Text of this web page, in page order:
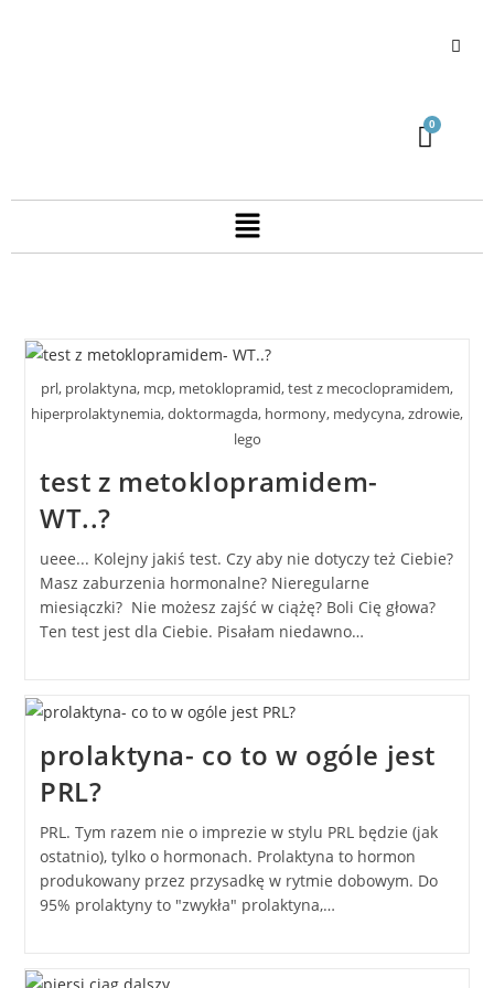
prl, prolaktyna, mcp, metoklopramid, test z mecoclopramidem,
hiperprolaktynemia, doktormagda, hormony, medycyna, zdrowie,
lego
test z metoklopramidem-
WT..?
ueee... Kolejny jakiś test. Czy aby nie dotyczy też Ciebie?
Masz zaburzenia hormonalne? Nieregularne
miesiączki? Nie możesz zajść w ciążę? Boli Cię głowa?
Ten test jest dla Ciebie. Pisałam niedawno…
prolaktyna- co to w ogóle jest
PRL?
PRL. Tym razem nie o imprezie w stylu PRL będzie (jak
ostatnio), tylko o hormonach. Prolaktyna to hormon
produkowany przez przysadkę w rytmie dobowym. Do
95% prolaktyny to "zwykła" prolaktyna,…